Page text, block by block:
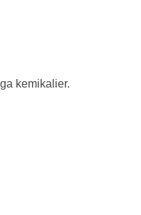
kemikalier.